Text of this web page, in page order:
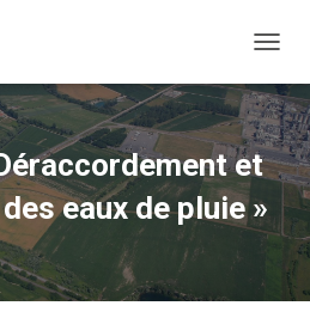
O
G
G
L
E
V
et
eaux de pluie »